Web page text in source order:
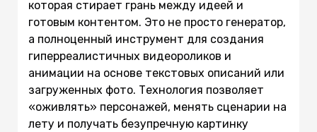
которая стирает грань между идеей и
готовым контентом. Это не просто генератор,
а полноценный инструмент для создания
гиперреалистичных видеороликов и
анимации на основе текстовых описаний или
загруженных фото. Технология позволяет
«оживлять» персонажей, менять сценарии на
лету и получать безупречную картинку